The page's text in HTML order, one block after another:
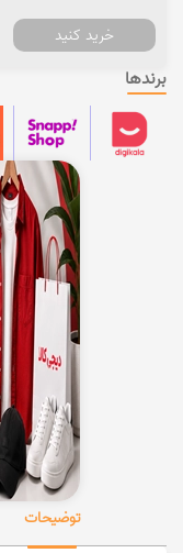
خرید کنید
برندها
توضیحات